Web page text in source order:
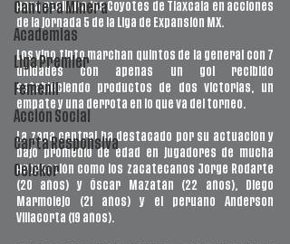
Cantera Minera
Academias
Liga Premier
Femenil
Acción Social
Carta Responsiva
Ceickor
para recibir a los Coyotes de Tlaxcala en acciones
de la jornada 5 de la Liga de Expansión MX.
Los vino tinto marchan quintos de la general con 7
unidades con apenas un gol recibido
estableciendo productos de dos victorias, un
empate y una derrota en lo que va del torneo.
La zaga central ha destacado por su actuación y
bajo promedio de edad en jugadores de mucha
proyección como los zacatecanos Jorge Rodarte
(20 años) y Óscar Mazatán (22 años), Diego
Marmolejo (21 años) y el peruano Anderson
Villacorta (19 años).